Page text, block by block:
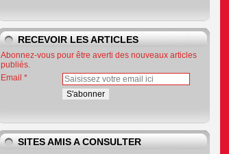
RECEVOIR LES ARTICLES
Abonnez-vous pour être averti des nouveaux articles
publiés.
Email
SITES AMIS A CONSULTER